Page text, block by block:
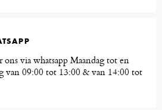
ons via whatsapp Maandag tot en
van 09:00 tot 13:00 & van 14:00 tot